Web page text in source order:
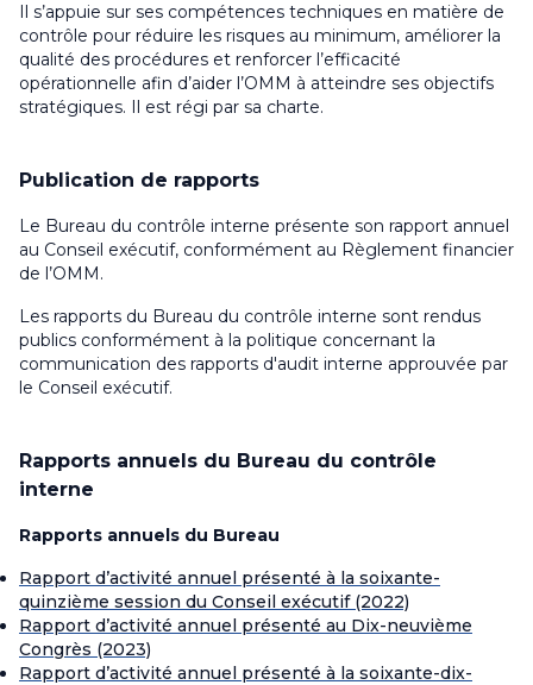
Il s’appuie sur ses compétences techniques en matière de
contrôle pour réduire les risques au minimum, améliorer la
qualité des procédures et renforcer l’efficacité
opérationnelle afin d’aider l’OMM à atteindre ses objectifs
stratégiques. Il est régi par sa charte.
Publication de rapports
Le Bureau du contrôle interne présente son rapport annuel
au Conseil exécutif, conformément au Règlement financier
de l’OMM.
Les rapports du Bureau du contrôle interne sont rendus
publics conformément à la politique concernant la
communication des rapports d'audit interne approuvée par
le Conseil exécutif.
Rapports annuels du Bureau du contrôle
interne
Rapports annuels du Bureau
Rapport d’activité annuel présenté à la soixante-
quinzième session du Conseil exécutif (2022)
Rapport d’activité annuel présenté au Dix-neuvième
Congrès (2023)
Rapport d’activité annuel présenté à la soixante-dix-